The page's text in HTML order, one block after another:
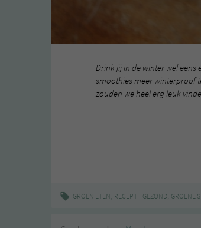
Drink jij in de winter wel eens
smoothies meer winterproof
zouden we heel erg leuk
GROEN ETEN, RECEPT GEZOND, GROENE